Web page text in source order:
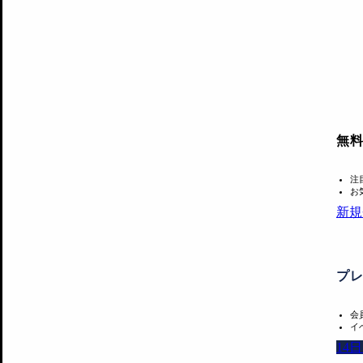
無
注
お
新
プ
会
イ
14